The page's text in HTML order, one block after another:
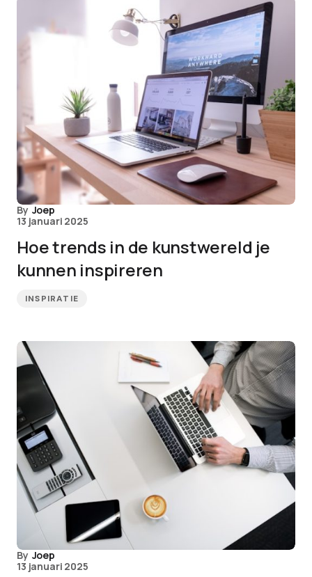
By Joep
13 januari 2025
Hoe trends in de kunstwereld je
kunnen inspireren
INSPIRATIE
By Joep
13 januari 2025